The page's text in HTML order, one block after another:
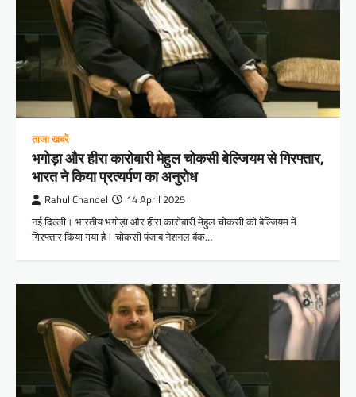
ताजा खबरें
भगोड़ा और हीरा कारोबारी मेहुल चोकसी बेल्जियम से गिरफ्तार,
भारत ने किया प्रत्यर्पण का अनुरोध
Rahul Chandel 14 April 2025
नई दिल्ली। भारतीय भगोड़ा और हीरा कारोबारी मेहुल चोकसी को बेल्जियम में
गिरफ्तार किया गया है। चोकसी पंजाब नेशनल बैंक…